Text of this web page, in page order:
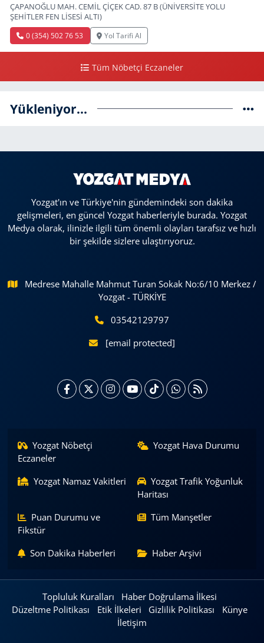
ÇAPANOĞLU MAH. CEMİL ÇİÇEK CAD. 87 B (ÜNİVERSİTE YOLU
ŞEHİTLER FEN LİSESİ ALTI)
0 (354) 502 76 53 Yol Tarifi Al
Tüm Nöbetçi Eczaneler
Yükleniyor...
Yozgat'ın ve Türkiye'nin gündemindeki son dakika
gelişmeleri, en güncel Yozgat haberleriyle burada. Yozgat
Medya olarak, ilinizle ilgili tüm önemli olayları tarafsız ve hızlı
bir şekilde sizlere ulaştırıyoruz.
Medrese Mahalle Mahmut Turan Sokak No:6/10 Merkez /
Yozgat - TÜRKİYE
03542129797
[email protected]
Yozgat Nöbetçi
Eczaneler
Yozgat Hava Durumu
Yozgat Namaz Vakitleri
Yozgat Trafik Yoğunluk
Haritası
Puan Durumu ve
Fikstür
Tüm Manşetler
Son Dakika Haberleri Haber Arşivi
Topluluk Kuralları
Haber Doğrulama İlkesi
Düzeltme Politikası
Etik İlkeleri Gizlilik Politikası
Künye
İletişim